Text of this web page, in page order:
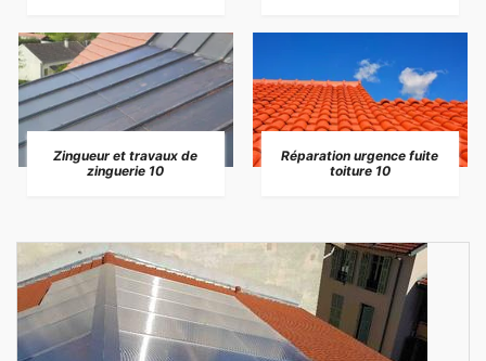
Zingueur et travaux de
zinguerie 10
Réparation urgence fuite
toiture 10